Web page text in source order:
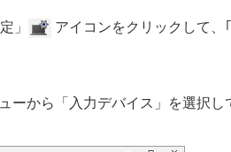
」 アイコンをクリックして、
ーから「入力デバイス」を選択